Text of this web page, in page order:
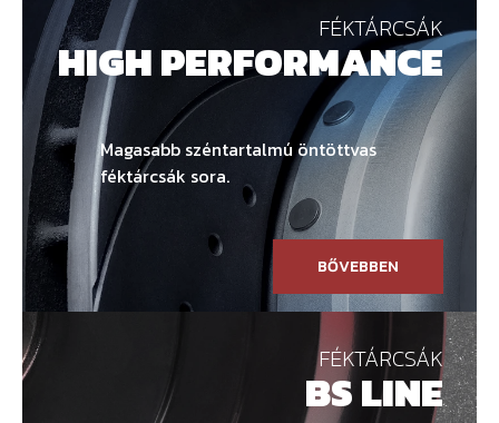
FÉKTÁRCSÁK
HIGH PERFORMANCE
Magasabb széntartalmú öntöttvas
féktárcsák sora.
BŐVEBBEN
FÉKTÁRCSÁK
BS LINE